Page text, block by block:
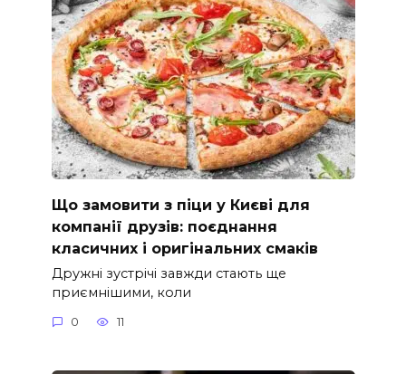
Що замовити з піци у Києві для
компанії друзів: поєднання
класичних і оригінальних смаків
Дружні зустрічі завжди стають ще
приємнішими, коли
0 11